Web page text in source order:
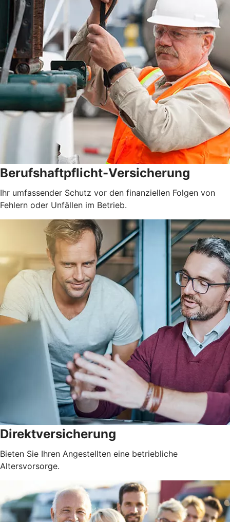
Berufshaftpflicht-Versicherung
Ihr umfassender Schutz vor den finanziellen Folgen von
Fehlern oder Unfällen im Betrieb.
Direktversicherung
Bieten Sie Ihren Angestellten eine betriebliche
Altersvorsorge.